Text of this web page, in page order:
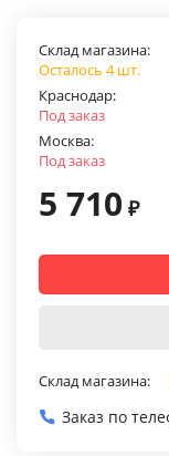
Склад магазина:
Осталось 4 шт.
Краснодар:
Под заказ
Москва:
Под заказ
5 710 ₽
Склад магазина:
Заказ по